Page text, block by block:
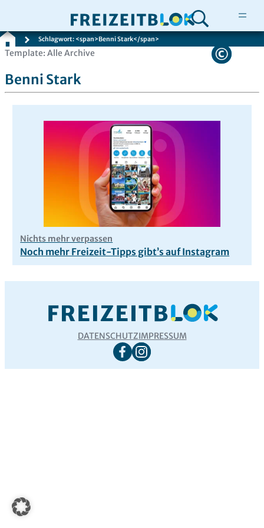
Zum
springen
Schlagwort: <span>Benni Stark</span>
Template: Alle Archive
Benni Stark
Nichts mehr verpassen
Noch mehr Freizeit-Tipps gibt’s auf Instagram
DATENSCHUTZIMPRESSUM